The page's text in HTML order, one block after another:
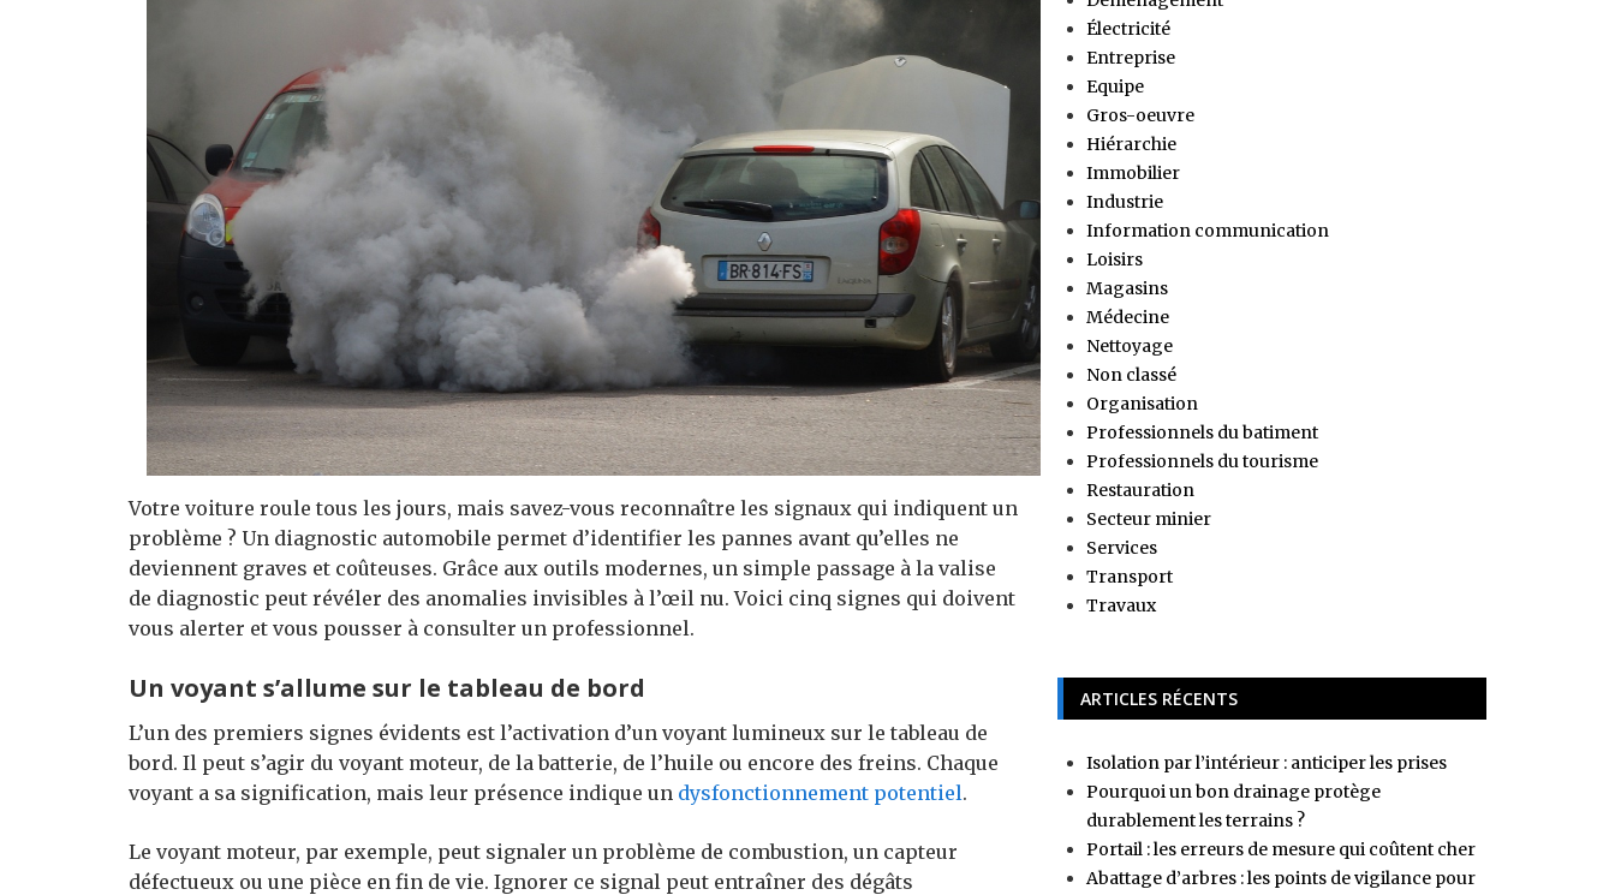
Votre voiture roule tous les jours, mais savez-vous reconnaître les signaux qui indiquent un
problème ? Un diagnostic automobile permet d’identifier les pannes avant qu’elles ne
deviennent graves et coûteuses. Grâce aux outils modernes, un simple passage à la valise
de diagnostic peut révéler des anomalies invisibles à l’œil nu. Voici cinq signes qui doivent
vous alerter et vous pousser à consulter un professionnel.
Un voyant s’allume sur le tableau de bord
L’un des premiers signes évidents est l’activation d’un voyant lumineux sur le tableau de
bord. Il peut s’agir du voyant moteur, de la batterie, de l’huile ou encore des freins. Chaque
voyant a sa signification, mais leur présence indique un dysfonctionnement potentiel.
Le voyant moteur, par exemple, peut signaler un problème de combustion, un capteur
défectueux ou une pièce en fin de vie. Ignorer ce signal peut entraîner des dégâts
Électricité
Entreprise
Equipe
Gros-oeuvre
Hiérarchie
Immobilier
Industrie
Information communication
Loisirs
Magasins
Médecine
Nettoyage
Non classé
Organisation
Professionnels du batiment
Professionnels du tourisme
Restauration
Secteur minier
Services
Transport
Travaux
ARTICLES RÉCENTS
Isolation par l’intérieur : anticiper les prises
Pourquoi un bon drainage protège
durablement les terrains ?
Portail : les erreurs de mesure qui coûtent cher
Abattage d’arbres : les points de vigilance pour